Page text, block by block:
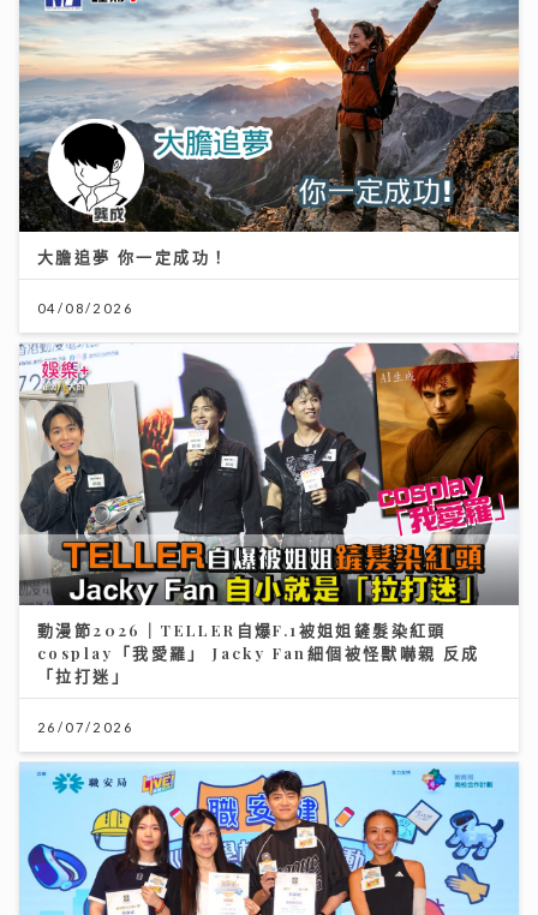
大膽追夢 你一定成功！
04/08/2026
動漫節2026｜TELLER自爆F.1被姐姐鏟髮染紅頭
cosplay「我愛羅」 Jacky Fan細個被怪獸嚇親 反成
「拉打迷」
26/07/2026